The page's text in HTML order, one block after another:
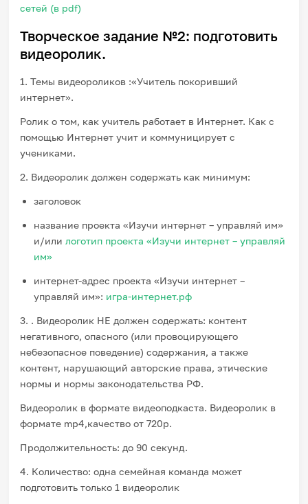
сетей (в pdf)
Творческое задание №2: подготовить
видеоролик.
1. Темы видеороликов :«Учитель покоривший
интернет».
Ролик о том, как учитель работает в Интернет. Как с
помощью Интернет учит и коммуницирует с
учениками.
2. Видеоролик должен содержать как минимум:
заголовок
название проекта «Изучи интернет – управляй им»
и/илилоготип проекта «Изучи интернет – управляй
им»
интернет-адрес проекта «Изучи интернет –
управляй им»: игра-интернет.рф
3. . Видеоролик НЕ должен содержать: контент
негативного, опасного (или провоцирующего
небезопасное поведение) содержания, а также
контент, нарушающий авторские права, этические
нормы и нормы законодательства РФ.
Видеоролик в формате видеоподкаста. Видеоролик в
формате mp4,качество от 720p.
Продолжительность: до 90 секунд.
4. Количество: одна семейная команда может
подготовить только 1 видеоролик